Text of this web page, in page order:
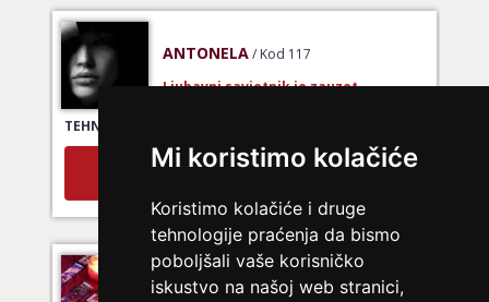
Mi koristimo kolačiće
Koristimo kolačiće i druge
tehnologije praćenja da bismo
poboljšali vaše korisničko
iskustvo na našoj web stranici,
ANTONELA
/ Kod 117
Ljubavni savjetnik je zauzet
TEHNIKE:
Broj tel: 064/600-600
tel:0,93€ - mob:1,12€ min
LUCIJA
/ Kod #136